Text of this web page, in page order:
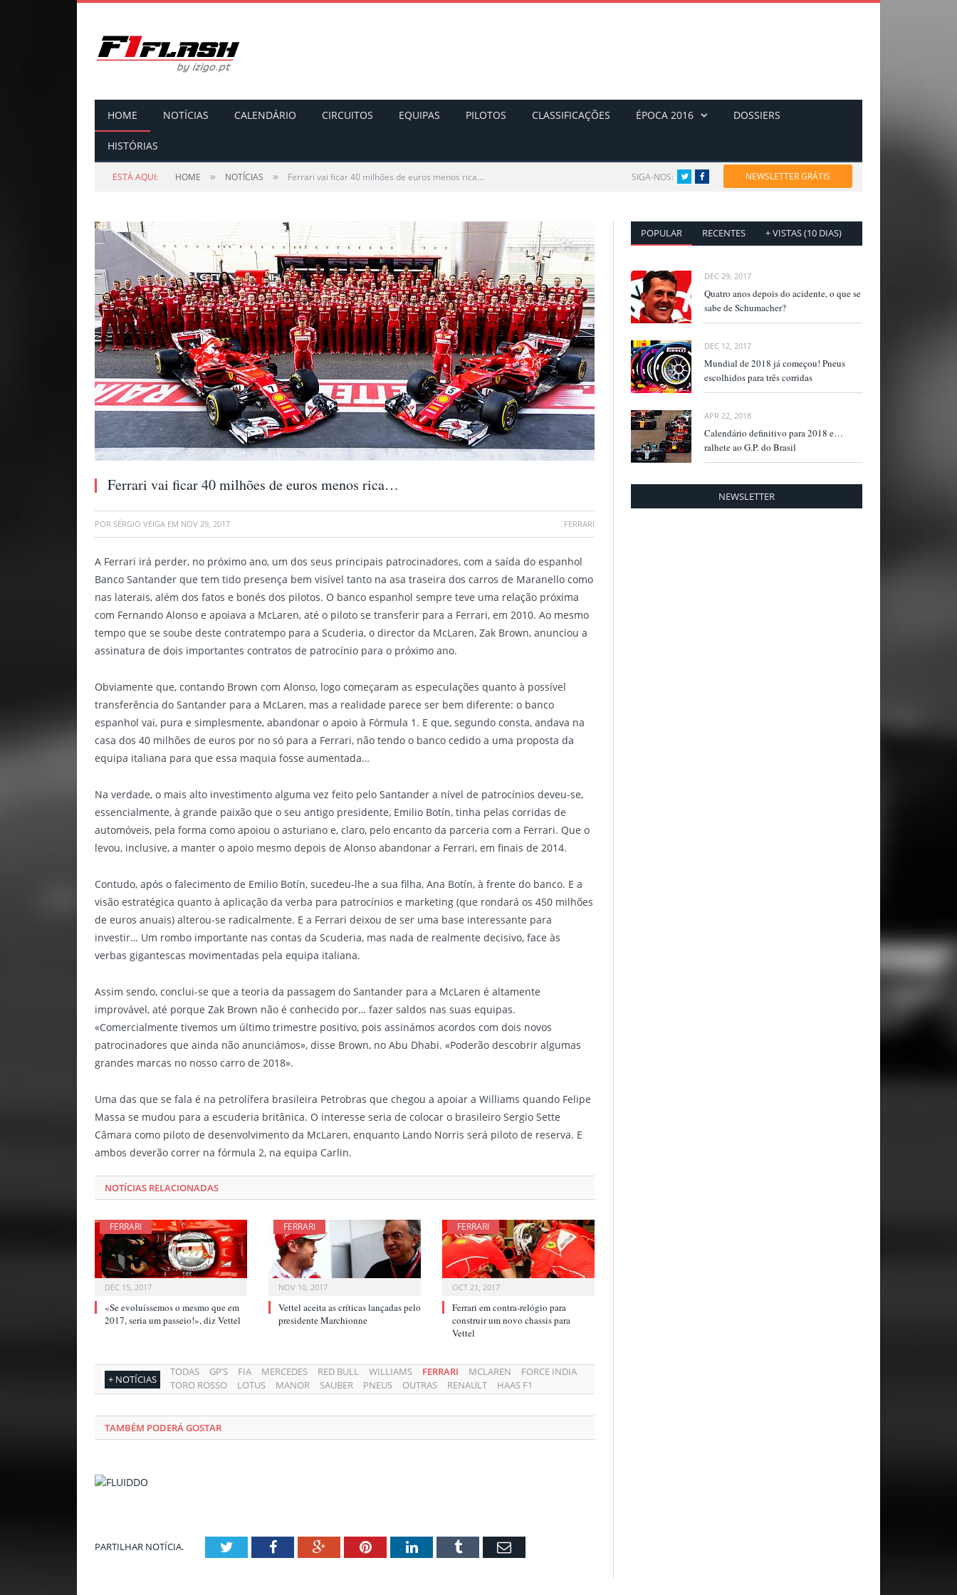
HOME NOTÍCIAS CALENDÁRIO CIRCUITOS EQUIPAS PILOTOS CLASSIFICAÇÕES ÉPOCA 2016 DOSSIERS
HISTÓRIAS
ESTÁ AQUI: HOME » NOTÍCIAS » Ferrari vai ficar 40 milhões de euros menos rica… SIGA-NOS: TwitterFacebook NEWSLETTER GRÁTIS
Ferrari vai ficar 40 milhões de euros menos rica…
POR SÉRGIO VEIGA EM NOV 29, 2017 FERRARI
A Ferrari irá perder, no próximo ano, um dos seus principais patrocinadores, com a saída do espanhol
Banco Santander que tem tido presença bem visível tanto na asa traseira dos carros de Maranello como
nas laterais, além dos fatos e bonés dos pilotos. O banco espanhol sempre teve uma relação próxima
com Fernando Alonso e apoiava a McLaren, até o piloto se transferir para a Ferrari, em 2010. Ao mesmo
tempo que se soube deste contratempo para a Scuderia, o director da McLaren, Zak Brown, anunciou a
assinatura de dois importantes contratos de patrocínio para o próximo ano.
Obviamente que, contando Brown com Alonso, logo começaram as especulações quanto à possível
transferência do Santander para a McLaren, mas a realidade parece ser bem diferente: o banco
espanhol vai, pura e simplesmente, abandonar o apoio à Fórmula 1. E que, segundo consta, andava na
casa dos 40 milhões de euros por no só para a Ferrari, não tendo o banco cedido a uma proposta da
equipa italiana para que essa maquia fosse aumentada…
Na verdade, o mais alto investimento alguma vez feito pelo Santander a nível de patrocínios deveu-se,
essencialmente, à grande paixão que o seu antigo presidente, Emilio Botín, tinha pelas corridas de
automóveis, pela forma como apoiou o asturiano e, claro, pelo encanto da parceria com a Ferrari. Que o
levou, inclusive, a manter o apoio mesmo depois de Alonso abandonar a Ferrari, em finais de 2014.
Contudo, após o falecimento de Emilio Botín, sucedeu-lhe a sua filha, Ana Botín, à frente do banco. E a
visão estratégica quanto à aplicação da verba para patrocínios e marketing (que rondará os 450 milhões
de euros anuais) alterou-se radicalmente. E a Ferrari deixou de ser uma base interessante para
investir… Um rombo importante nas contas da Scuderia, mas nada de realmente decisivo, face às
verbas gigantescas movimentadas pela equipa italiana.
Assim sendo, conclui-se que a teoria da passagem do Santander para a McLaren é altamente
improvável, até porque Zak Brown não é conhecido por… fazer saldos nas suas equipas.
«Comercialmente tivemos um último trimestre positivo, pois assinámos acordos com dois novos
patrocinadores que ainda não anunciámos», disse Brown, no Abu Dhabi. «Poderão descobrir algumas
grandes marcas no nosso carro de 2018».
Uma das que se fala é na petrolífera brasileira Petrobras que chegou a apoiar a Williams quando Felipe
Massa se mudou para a escuderia britânica. O interesse seria de colocar o brasileiro Sergio Sette
Câmara como piloto de desenvolvimento da McLaren, enquanto Lando Norris será piloto de reserva. E
ambos deverão correr na fórmula 2, na equipa Carlin.
NOTÍCIAS RELACIONADAS
FERRARI
DEC 15, 2017
«Se evoluíssemos o mesmo que em
2017, seria um passeio!», diz Vettel
FERRARI
NOV 10, 2017
Vettel aceita as críticas lançadas pelo
presidente Marchionne
FERRARI
OCT 21, 2017
Ferrari em contra-relógio para
construir um novo chassis para
Vettel
+ NOTÍCIAS
TODAS GP’S FIA MERCEDES RED BULL WILLIAMS FERRARI MCLAREN
FORCE INDIA
TORO ROSSO
LOTUS MANOR SAUBER PNEUS OUTRAS RENAULT HAAS F1
TAMBÉM PODERÁ GOSTAR
PARTILHAR NOTÍCIA. TwitterFacebookGoogle+PinterestLinkedInTumblr Email
POPULAR RECENTES + VISTAS (10 DIAS)
DEC 29, 2017
Quatro anos depois do acidente, o que se
sabe de Schumacher?
DEC 12, 2017
Mundial de 2018 já começou! Pneus
escolhidos para três corridas
APR 22, 2018
Calendário definitivo para 2018 e…
ralhete ao G.P. do Brasil
NEWSLETTER